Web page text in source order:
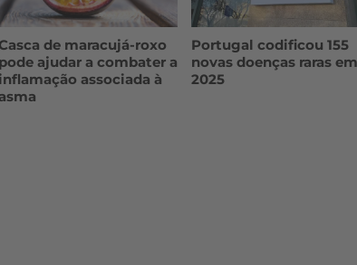
de maracujá-roxo
pode ajudar a combater a
inflamação associada à
Portugal codificou 155
novas doenças raras
2025